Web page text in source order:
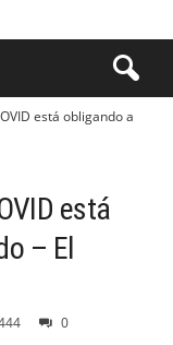
está obligando a
está
– El
0